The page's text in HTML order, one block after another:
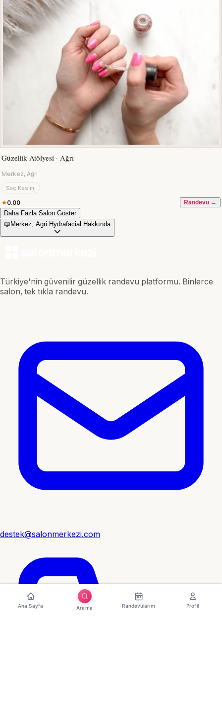
Güzellik Atölyesi - Ağrı
Merkez, Ağrı
Saç Kesimi
0.00 Randevu →
Daha Fazla Salon Göster
📖 Merkez, Agri Hydrafacial Hakkında
Türkiye'nin güvenilir güzellik randevu platformu. Binlerce
salon, tek tıkla randevu.
destek@salonmerkezi.com
Ana Sayfa Arama Randevularım Profil